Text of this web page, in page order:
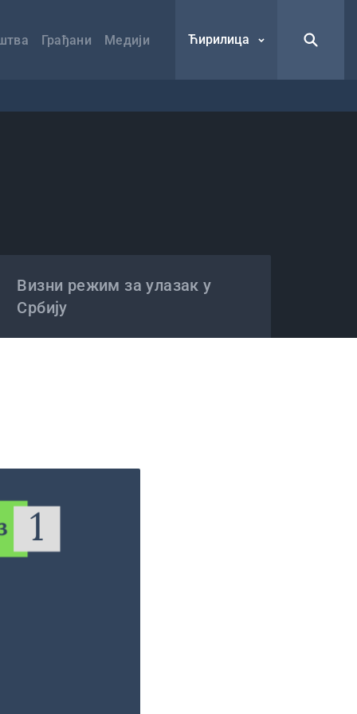
Грађани Медији Ћирилица
Визни режим за улазак у
Србију